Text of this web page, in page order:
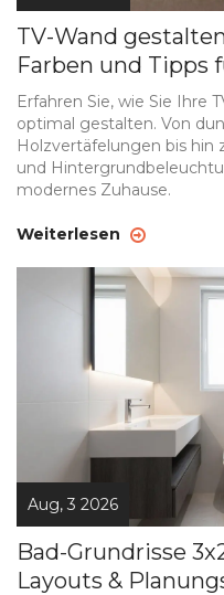
TV-Wand
Farben und Tipps
Erfahren Sie, wie Sie Ihre
optimal gestalten. Von
Holzvertäfelungen bis
und
modernes Zuhause.
Weiterlesen
Aug, 3 2026
Bad-Grundrisse
Layouts &